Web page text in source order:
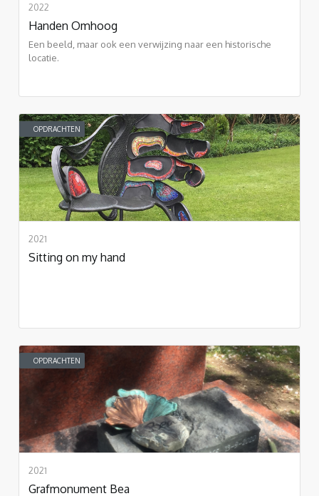
2022
Handen Omhoog
Een beeld, maar ook een verwijzing naar een historische
locatie.
OPDRACHTEN
2021
Sitting on my hand
OPDRACHTEN
2021
Grafmonument Bea